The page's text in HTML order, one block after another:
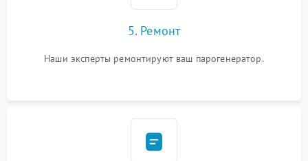
5. Ремонт
Наши эксперты ремонтируют ваш парогенератор.